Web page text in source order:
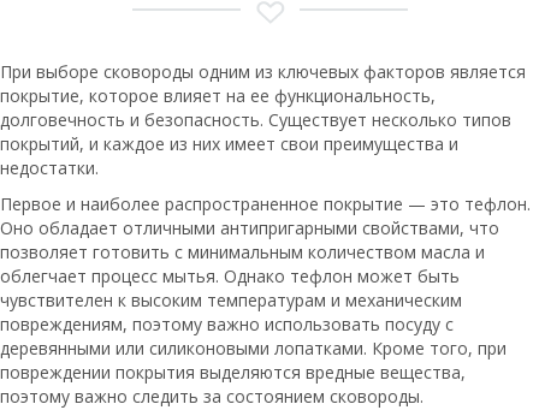
При выборе сковороды одним из ключевых факторов является
покрытие, которое влияет на ее функциональность,
долговечность и безопасность. Существует несколько типов
покрытий, и каждое из них имеет свои преимущества и
недостатки.
Первое и наиболее распространенное покрытие — это тефлон.
Оно обладает отличными антипригарными свойствами, что
позволяет готовить с минимальным количеством масла и
облегчает процесс мытья. Однако тефлон может быть
чувствителен к высоким температурам и механическим
повреждениям, поэтому важно использовать посуду с
деревянными или силиконовыми лопатками. Кроме того, при
повреждении покрытия выделяются вредные вещества,
поэтому важно следить за состоянием сковороды.